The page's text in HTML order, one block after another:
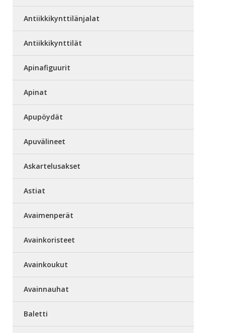
Antiikkikynttilänjalat
Antiikkikynttilät
Apinafiguurit
Apinat
Apupöydät
Apuvälineet
Askartelusakset
Astiat
Avaimenperät
Avainkoristeet
Avainkoukut
Avainnauhat
Baletti